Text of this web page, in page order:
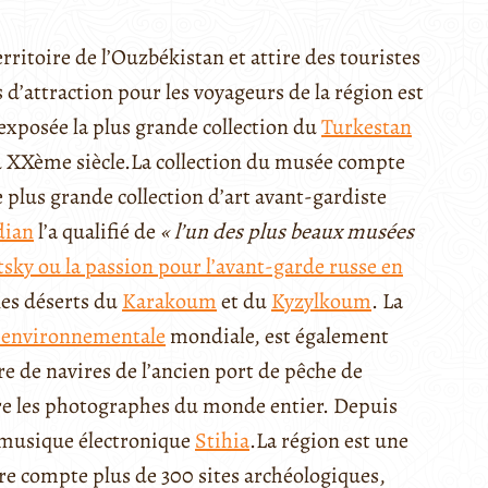
de l’Ouzbékistan et attire des touristes
pour les voyageurs de la région est
la plus grande collection duTurkestan
siècle.La collection du musée compte
grande collection d’art avant-gardiste
l’a qualifié de« l’un des plus beaux musées
ou la passion pour l’avant-garde russe en
déserts duKarakoumet duKyzylkoum. La
mondiale, est également
navires de l’ancien port de pêche de
les photographes du monde entier. Depuis
électronique Stihia.La région est une
compte plus de 300 sites archéologiques,